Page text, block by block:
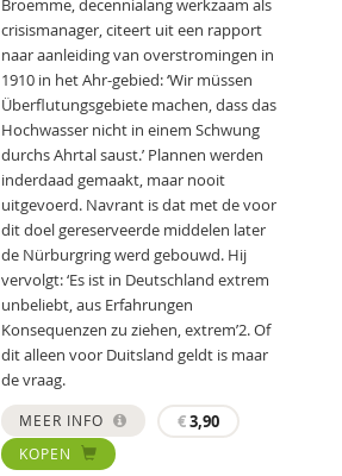
crisismanager, citeert uit een rapport
naar aanleiding van overstromingen in
1910 in het Ahr-gebied: ‘Wir müssen
Überflutungsgebiete machen, dass das
Hochwasser nicht in einem Schwung
durchs Ahrtal saust.’ Plannen werden
inderdaad gemaakt, maar nooit
uitgevoerd. Navrant is dat met de voor
dit doel gereserveerde middelen later
de Nürburgring werd gebouwd. Hij
vervolgt: ‘Es ist in Deutschland extrem
unbeliebt, aus Erfahrungen
Konsequenzen zu ziehen, extrem’2. Of
dit alleen voor Duitsland geldt is maar
de vraag.
MEER INFO €3,90
KOPEN